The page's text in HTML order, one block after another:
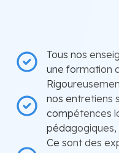
Tous nos
une formation
nos entretiens
compétences
Ce sont des